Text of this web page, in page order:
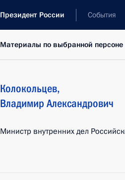
Президент России События
Материалы по выбранной персоне
Колокольцев,
Владимир Александрович
Министр внутренних дел